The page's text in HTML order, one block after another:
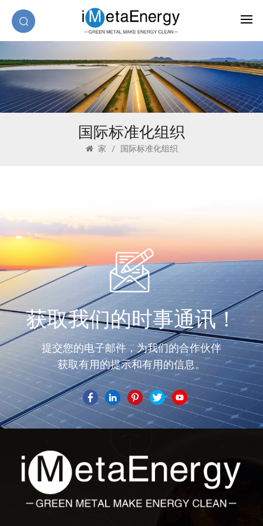
国际标准化组织
家 / 国际标准化组织
获取我们的时事通讯！
提交您的电子邮件，为我们的合作伙伴
获取有用的提示和有用的信息。